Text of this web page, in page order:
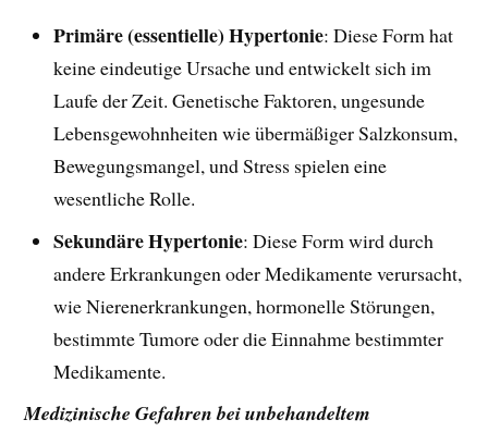
Primäre (essentielle) Hypertonie: Diese Form hat
keine eindeutige Ursache und entwickelt sich im
Laufe der Zeit. Genetische Faktoren, ungesunde
Lebensgewohnheiten wie übermäßiger Salzkonsum,
Bewegungsmangel, und Stress spielen eine
wesentliche Rolle.
Sekundäre Hypertonie: Diese Form wird durch
andere Erkrankungen oder Medikamente verursacht,
wie Nierenerkrankungen, hormonelle Störungen,
bestimmte Tumore oder die Einnahme bestimmter
Medikamente.
Medizinische Gefahren bei unbehandeltem